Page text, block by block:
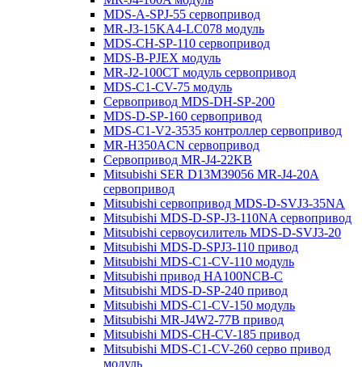
MDS-A-SPJ-55 сервопривод
MR-J3-15KA4-LC078 модуль
MDS-CH-SP-110 сервопривод
MDS-B-PJEX модуль
MR-J2-100CT модуль сервопривод
MDS-C1-CV-75 модуль
Сервопривод MDS-DH-SP-200
MDS-D-SP-160 сервопривод
MDS-C1-V2-3535 контроллер сервопривод
MR-H350ACN сервопривод
Сервопривод MR-J4-22KB
Mitsubishi SER D13M39056 MR-J4-20A
сервопривод
Mitsubishi сервопривод MDS-D-SVJ3-35NA
Mitsubishi MDS-D-SP-J3-110NA сервопривод
Mitsubishi сервоусилитель MDS-D-SVJ3-20
Mitsubishi MDS-D-SPJ3-110 привод
Mitsubishi MDS-C1-CV-110 модуль
Mitsubishi привод HA100NCB-C
Mitsubishi MDS-D-SP-240 привод
Mitsubishi MDS-C1-CV-150 модуль
Mitsubishi MR-J4W2-77B привод
Mitsubishi MDS-CH-CV-185 привод
Mitsubishi MDS-C1-CV-260 серво привод
модуль